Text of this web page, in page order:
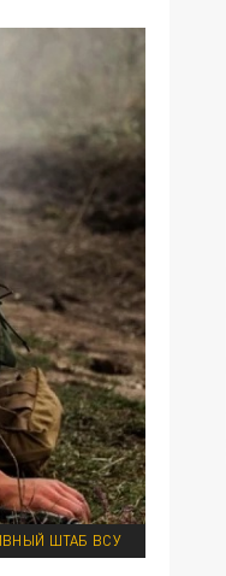
ШТАБ ВСУ